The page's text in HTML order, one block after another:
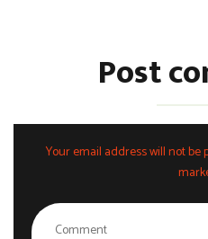
Post
Your email address will not